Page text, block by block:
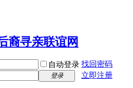
自动登录 找回密码
登录 立即注册